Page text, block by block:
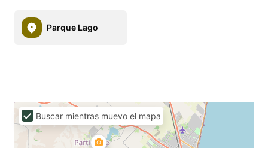
Parque Lago
Buscar mientras muevo el mapa